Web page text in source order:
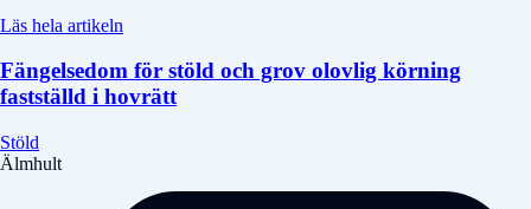
Läs hela artikeln
Fängelsedom för stöld och grov olovlig körning
fastställd i hovrätt
Stöld
Älmhult